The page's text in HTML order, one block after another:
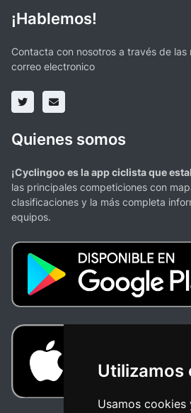
Utilizamos
Usamos
¡Hablemos!
Contacta con nosotros a través de las
correo electronico
Quienes somos
¡Cyclingoo es la app ciclista que
las principales competiciones con
clasificaciones y la más completa
equipos.